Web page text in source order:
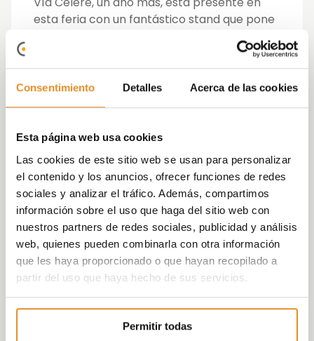
Consentimiento Detalles Acerca de las cookies
Esta página web usa cookies
Las cookies de este sitio web se usan para personalizar
el contenido y los anuncios, ofrecer funciones de redes
sociales y analizar el tráfico. Además, compartimos
información sobre el uso que haga del sitio web con
nuestros partners de redes sociales, publicidad y análisis
web, quienes pueden combinarla con otra información
que les haya proporcionado o que hayan recopilado a
partir del uso que haya hecho de sus servicios.
Permitir todas
esta feria con un fantástico stand que pone
residencial de obra nueva disponible en la
Comunidad de Madrid, con más de 20
promociones, sino también con el último
proyecto de la compañía: Célere Cities.
En el stand, todas las personas que se
acerquen podrán conocer la parte más
social de este proyecto, que pretende
mostrar todo nuestro conocimiento en la
construcción de viviendas para contribuir a
crear mejores entornos urbanos, y donde
todos aquellos que nos visiten podrán dar
vida (literalmente) a su compromiso
personal con una ciudad más sostenible.
Este fin de semana nuestro equipo estará en
SIMA 2019. ¡Te esperamos!